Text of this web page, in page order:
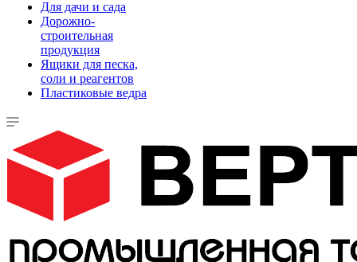
Для дачи и сада
Дорожно-
строительная
продукция
Ящики для песка,
соли и реагентов
Пластиковые ведра